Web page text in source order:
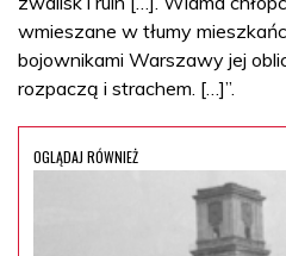
wmieszane w tłumy
bojownikami Warszawy jej
rozpaczą i strachem. […]”.
OGLĄDAJ RÓWNIEŻ